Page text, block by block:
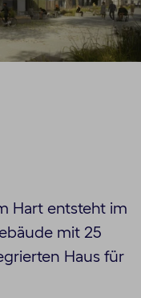
Hart entsteht im
mit 25
Haus für